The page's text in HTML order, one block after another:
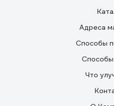
Полусинтетика, смазка для
наливать чем из канистры.
автоматом - не сдвинешь. Звёл без проблем. За 2,5
часа в щадящем режиме
весь участок в 12 соток.
Адреса
Способы
Что